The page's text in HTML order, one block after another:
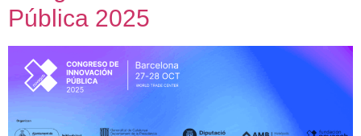
Pública 2025